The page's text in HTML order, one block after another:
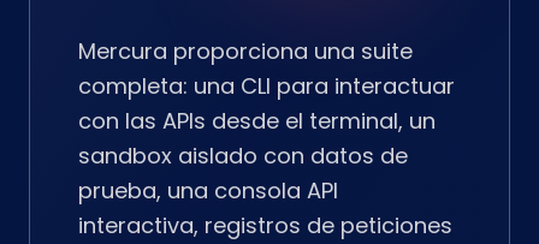
Mercura proporciona una suite
completa: una CLI para interactuar
con las APIs desde el terminal, un
sandbox aislado con datos de
prueba, una consola API
interactiva, registros de peticiones